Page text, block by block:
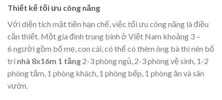
Thiết kế tối ưu công năng
Với diện tích mặt tiền hạn chế, việc tối ưu công năng là điều
cần thiết. Một gia đình trung bình ở Việt Nam khoảng 3 –
6 người gồm bố mẹ, con cái, có thể có thêm ông bà thì nên bố
trínhà 8x16m 1 tầng 2-3 phòng ngủ, 2-3 phòng vệ sinh, 1-2
phòng tắm, 1 phòng khách, 1 phòng bếp, 1 phòng ăn và sân
vườn.